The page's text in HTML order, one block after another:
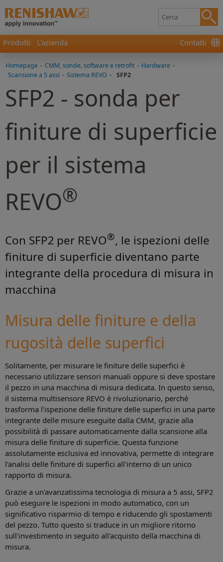
Prodotti L'azienda Contatti
Homepage - CMM, sonde, software e retrofit - Hardware -
Scansione a 5 assi - Sistema REVO - SFP2
SFP2 - sonda per
finiture di superficie
per il sistema
REVO®
Con SFP2 per REVO®, le ispezioni delle
finiture di superficie diventano parte
integrante della procedura di misura in
macchina
Misura delle finiture e della
rugosità delle superfici
Solitamente, per misurare le finiture delle superfici è
necessario utilizzare sensori manuali oppure si deve spostare
il pezzo in una macchina di misura dedicata. In questo senso,
il sistema multisensore REVO è rivoluzionario, perché
trasforma l'ispezione delle finiture delle superfici in una parte
integrante delle misure eseguite dalla CMM, grazie alla
possibilità di passare automaticamente dalla scansione alla
misura delle finiture di superficie. Questa funzione
assolutamente esclusiva ed innovativa, permette di integrare
l'analisi delle finiture di superfici all'interno di un unico
rapporto di misura.
Grazie a un'avanzatissima tecnologia di misura a 5 assi, SFP2
può eseguire le ispezioni in modo automatico, con un
significativo risparmio di tempo e riducendo gli spostamenti
del pezzo. Tutto questo si traduce in un migliore ritorno
sull'investimento in seguito all'acquisto della macchina di
misura.